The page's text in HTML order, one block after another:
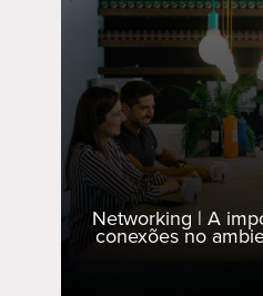
Networking | A
conexões no